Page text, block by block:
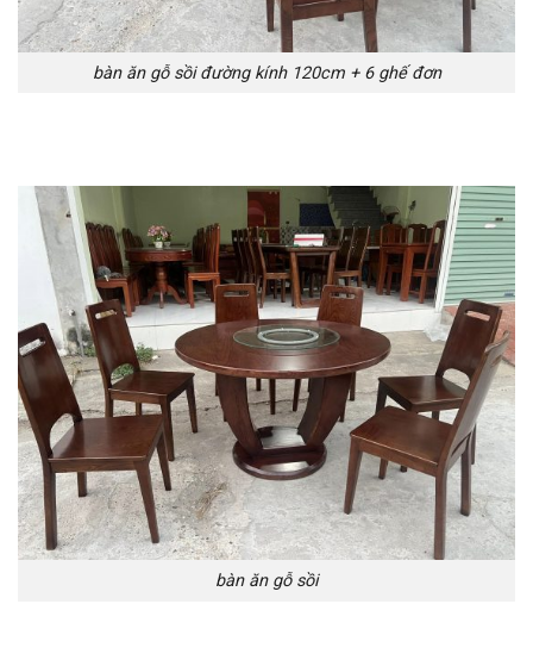
bàn ăn gỗ sồi đường kính 120cm + 6 ghế đơn
bàn ăn gỗ sồi